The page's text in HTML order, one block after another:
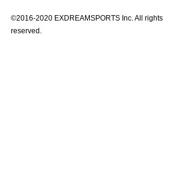
©2016-2020 EXDREAMSPORTS Inc. All rights
reserved.